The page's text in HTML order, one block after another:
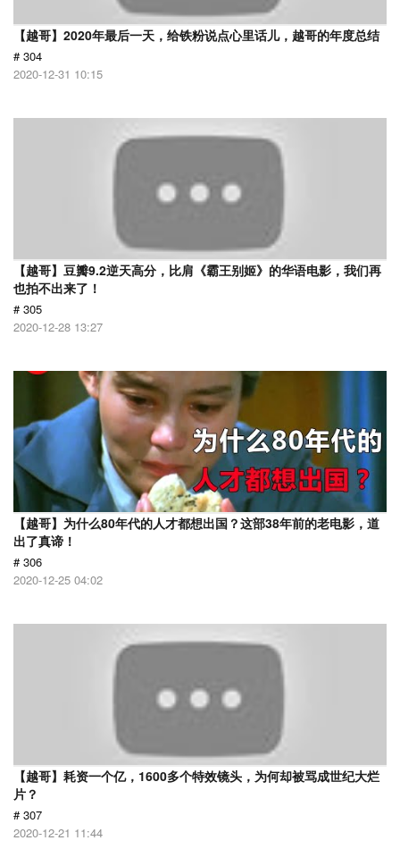
【越哥】2020年最后一天，给铁粉说点心里话儿，越哥的年度总结
# 304
2020-12-31 10:15
【越哥】豆瓣9.2逆天高分，比肩《霸王别姬》的华语电影，我们再
也拍不出来了！
# 305
2020-12-28 13:27
【越哥】为什么80年代的人才都想出国？这部38年前的老电影，道
出了真谛！
# 306
2020-12-25 04:02
【越哥】耗资一个亿，1600多个特效镜头，为何却被骂成世纪大烂
片？
# 307
2020-12-21 11:44